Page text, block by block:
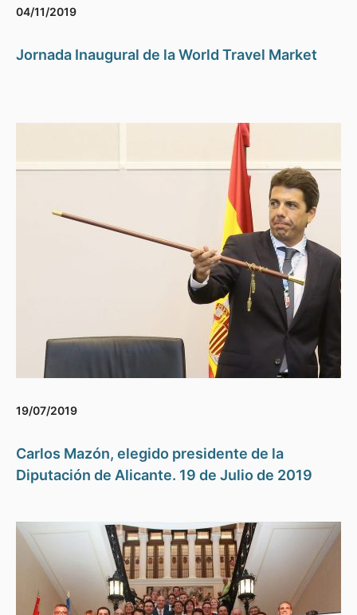
04/11/2019
Jornada Inaugural de la World Travel Market
19/07/2019
Carlos Mazón, elegido presidente de la
Diputación de Alicante. 19 de Julio de 2019